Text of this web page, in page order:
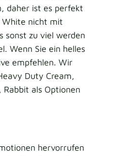
daher ist es perfekt
White nicht mit
sonst zu viel werden
Wenn Sie ein helles
empfehlen. Wir
Duty Cream,
Rabbit als Optionen
hervorrufen